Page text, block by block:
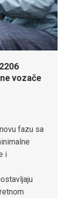
vozače
fazu sa
i